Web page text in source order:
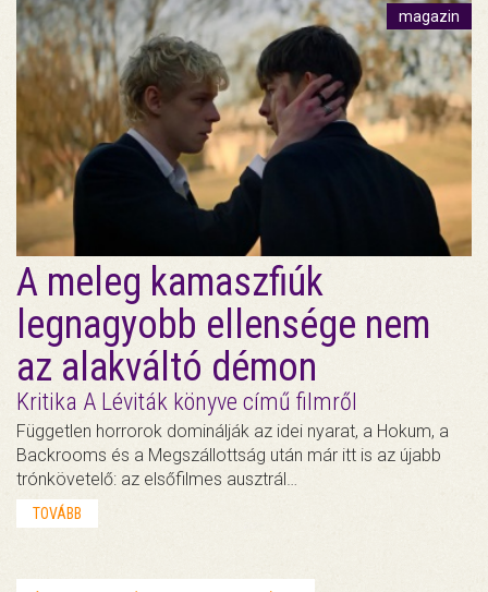
magazin
A meleg kamaszfiúk
legnagyobb ellensége nem
az alakváltó démon
Kritika A Léviták könyve című filmről
Független horrorok dominálják az idei nyarat, a Hokum, a
Backrooms és a Megszállottság után már itt is az újabb
trónkövetelő: az elsőfilmes ausztrál…
TOVÁBB